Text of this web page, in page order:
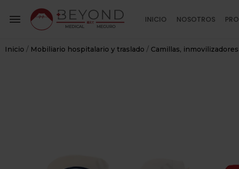
INICIO NOSOTROS
Inicio / Mobiliario hospitalario y traslado / Camillas,